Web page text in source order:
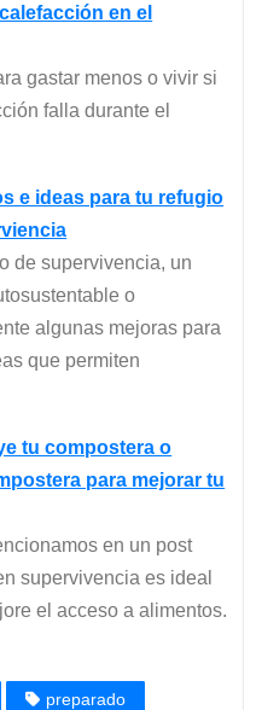
en el
gastar menos o vivir si
falla durante el
e ideas para tu refugio
de supervivencia, un
o
algunas mejoras para
que permiten
tu compostera o
para mejorar tu
en un post
supervivencia es ideal
el acceso a alimentos.
preparado